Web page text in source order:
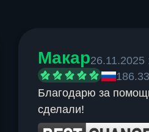
Макар26.11.2025
Благодарю за
сделали!